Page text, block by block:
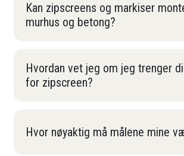
Kan zipscreens og markiser
murhus og betong?
Hvordan vet jeg om jeg trenger
for zipscreen?
Hvor nøyaktig må målene mine